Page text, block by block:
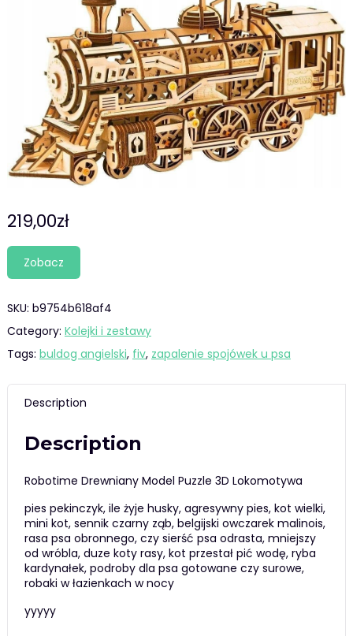
219,00zł
Zobacz
SKU: b9754b618af4
Category: Kolejki i zestawy
Tags: buldog angielski, fiv, zapalenie spojówek u psa
Description
Description
Robotime Drewniany Model Puzzle 3D Lokomotywa
pies pekinczyk, ile żyje husky, agresywny pies, kot wielki,
mini kot, sennik czarny ząb, belgijski owczarek malinois,
rasa psa obronnego, czy sierść psa odrasta, mniejszy
od wróbla, duze koty rasy, kot przestał pić wodę, ryba
kardynałek, podroby dla psa gotowane czy surowe,
robaki w łazienkach w nocy
yyyyy